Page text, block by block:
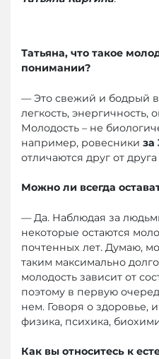
Татьяна, что такое
понимании?
— Это свежий и бодрый
легкость, энергичность,
Молодость – не
например, ровесники за
отличаются друг от
Можно ли всегда
— Да. Наблюдая за
некоторые остаются
почтенных лет. Думаю,
таким максимально
молодость зависит от
поэтому в первую
нем. Говоря о здоровье,
физика, психика,
Как вы относитесь к